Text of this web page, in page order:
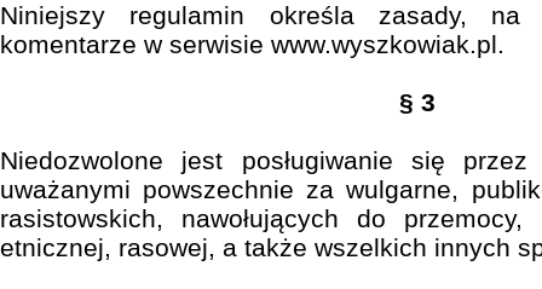
Niniejszy regulamin określa zasady, na
komentarze w serwisie www.wyszkowiak.pl.
§ 3
Niedozwolone jest posługiwanie się przez
uważanymi powszechnie za wulgarne,
rasistowskich, nawołujących do przemocy,
etnicznej, rasowej, a także wszelkich innych